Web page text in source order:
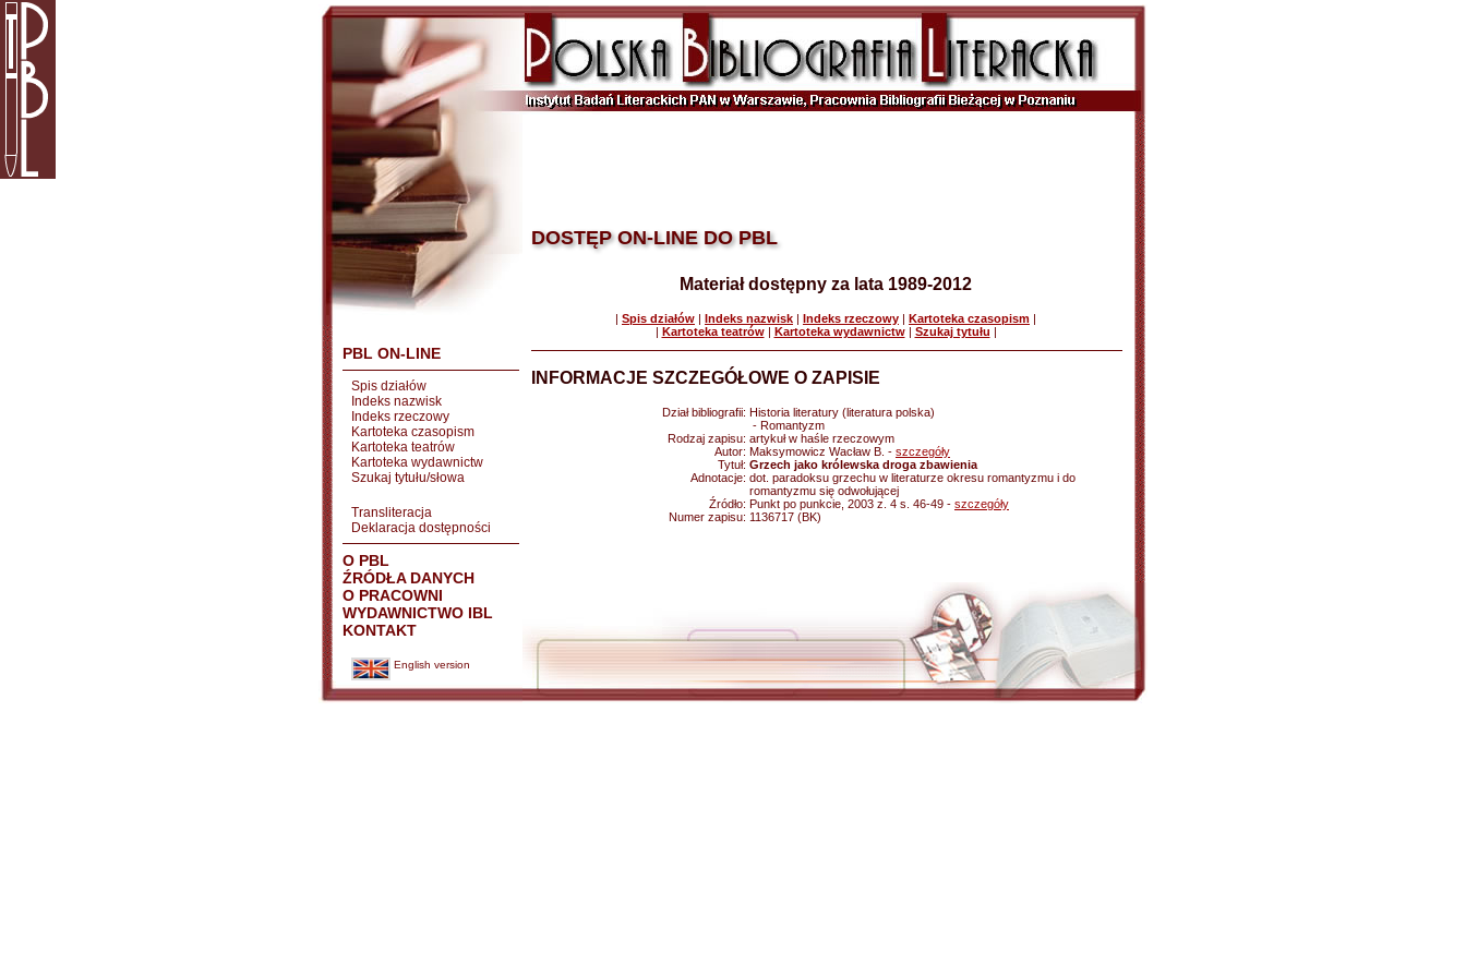
PBL ON-LINE
Spis działów
Indeks nazwisk
Indeks rzeczowy
Kartoteka czasopism
Kartoteka teatrów
Kartoteka wydawnictw
Szukaj tytułu/słowa
Transliteracja
Deklaracja dostępności
O PBL
ŹRÓDŁA DANYCH
O PRACOWNI
WYDAWNICTWO IBL
KONTAKT
English version
DOSTĘP ON-LINE DO PBL
Materiał dostępny za lata 1989-2012
| Spis działów | Indeks nazwisk | Indeks rzeczowy | Kartoteka czasopism |
| Kartoteka teatrów| Kartoteka wydawnictw| Szukaj tytułu |
INFORMACJE SZCZEGÓŁOWE O ZAPISIE
Dział bibliografii: Historia literatury (literatura polska)
- Romantyzm
Rodzaj zapisu: artykuł w haśle rzeczowym
Autor: Maksymowicz Wacław B. - szczegóły
Tytuł: Grzech jako królewska droga zbawienia
Adnotacje: dot. paradoksu grzechu w literaturze okresu romantyzmu i do
romantyzmu się odwołującej
Źródło: Punkt po punkcie, 2003 z. 4 s. 46-49 - szczegóły
Numer zapisu: 1136717 (BK)